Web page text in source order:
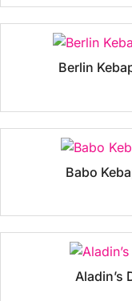
Berlin
Babo
Aladin’s